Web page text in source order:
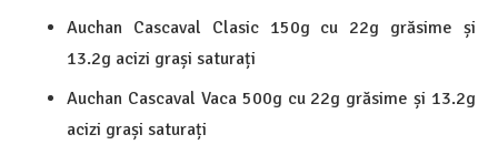
Auchan Cascaval Clasic 150g cu 22g grăsime și
13.2g acizi grași saturați
Auchan Cascaval Vaca 500g cu 22g grăsime și 13.2g
acizi grași saturați